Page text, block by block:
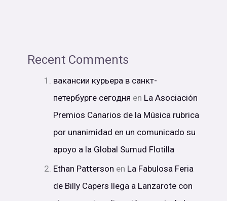
Recent Comments
вакансии курьера в санкт-
петербурге сегодня en La Asociación
Premios Canarios de la Música rubrica
por unanimidad en un comunicado su
apoyo a la Global Sumud Flotilla
Ethan Patterson en La Fabulosa Feria
de Billy Capers llega a Lanzarote con